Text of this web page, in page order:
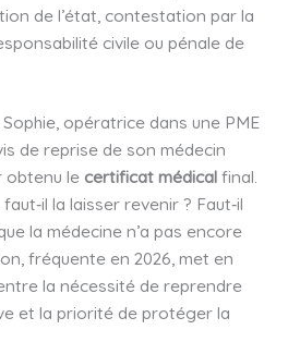
de l’état, contestation par la
civile ou pénale de
opératrice dans une PME
de reprise de son médecin
obtenu le certificat médicalfinal.
la laisser revenir ? Faut‑il
la médecine n’a pas encore
fréquente en 2026, met en
la nécessité de reprendre
et la priorité de protéger la